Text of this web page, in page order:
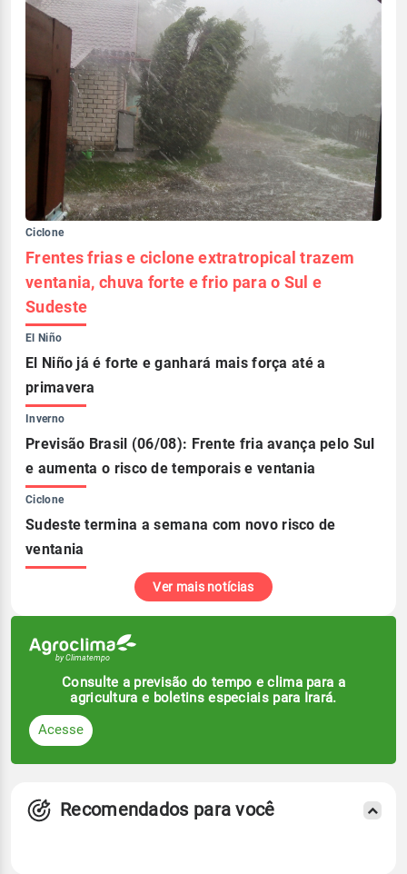
Ciclone
Frentes frias e ciclone extratropical trazem
ventania, chuva forte e frio para o Sul e
Sudeste
El Niño
El Niño já é forte e ganhará mais força até a
primavera
Inverno
Previsão Brasil (06/08): Frente fria avança pelo Sul
e aumenta o risco de temporais e ventania
Ciclone
Sudeste termina a semana com novo risco de
ventania
Ver mais notícias
Consulte a previsão do tempo e clima para a
agricultura e boletins especiais para Irará.
Acesse
Recomendados para você